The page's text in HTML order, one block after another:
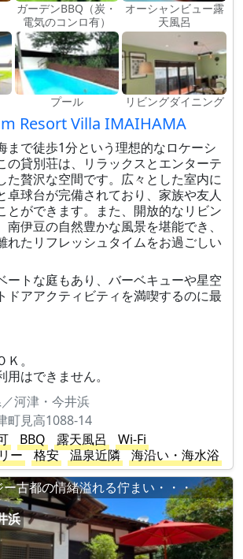
ガーデンBBQ（炭・
電気のコンロ有）
オーシャンビュー露
天風呂
プール リビングダイニング
Resort Villa IMAIHAMA
まで徒歩1分という理想的なロケーシ
の貸別荘は、リラックスとエンターテ
た贅沢な空間です。広々とした室内に
卓球台が完備されており、家族や友人
とができます。また、開放的なリビン
南伊豆の自然豊かな風景を堪能でき、
れたリフレッシュタイムをお過ごしい
ートな庭もあり、バーベキューや星空
ドアアクティビティを満喫するのに最
。
はできません。
河津・今井浜
町見高1088-14
BBQ 露天風呂
Wi-Fi
ー
格安 温泉近隣
海沿い・海水浴
古都の情緒溢れる佇まい・・・
浜